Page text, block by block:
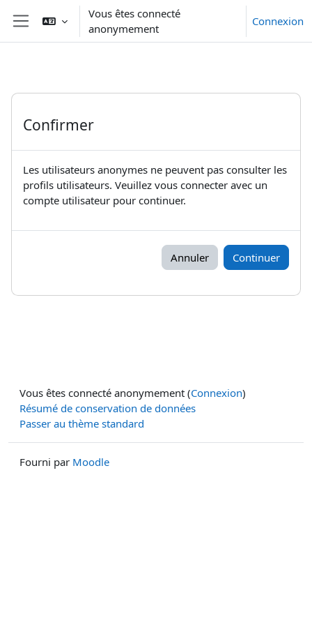
Passer au contenu principal
Panneau latéral
Vous êtes connecté
anonymement
Connexion
Confirmer
Les utilisateurs anonymes ne peuvent pas consulter les
profils utilisateurs. Veuillez vous connecter avec un
compte utilisateur pour continuer.
Annuler Continuer
Vous êtes connecté anonymement (Connexion)
Résumé de conservation de données
Passer au thème standard
Fourni par Moodle